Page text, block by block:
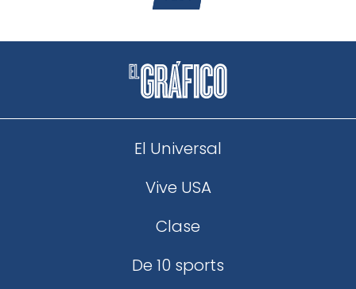
El Universal
Vive USA
Clase
De 10 sports